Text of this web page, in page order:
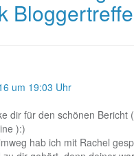
um 19:03 Uhr
dir für den schönen Bericht
):)
hab ich mit Rachel